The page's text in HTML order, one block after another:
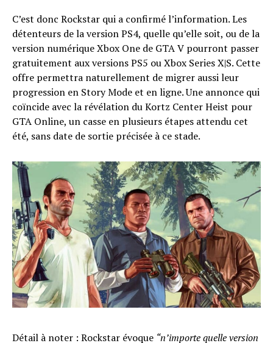
C’est donc Rockstar qui a confirmé l’information. Les
détenteurs de la version PS4, quelle qu’elle soit, ou de la
version numérique Xbox One de GTA V pourront passer
gratuitement aux versions PS5 ou Xbox Series X|S. Cette
offre permettra naturellement de migrer aussi leur
progression en Story Mode et en ligne. Une annonce qui
coïncide avec la révélation du Kortz Center Heist pour
GTA Online, un casse en plusieurs étapes attendu cet
été, sans date de sortie précisée à ce stade.
Détail à noter : Rockstar évoque “n’importe quelle version